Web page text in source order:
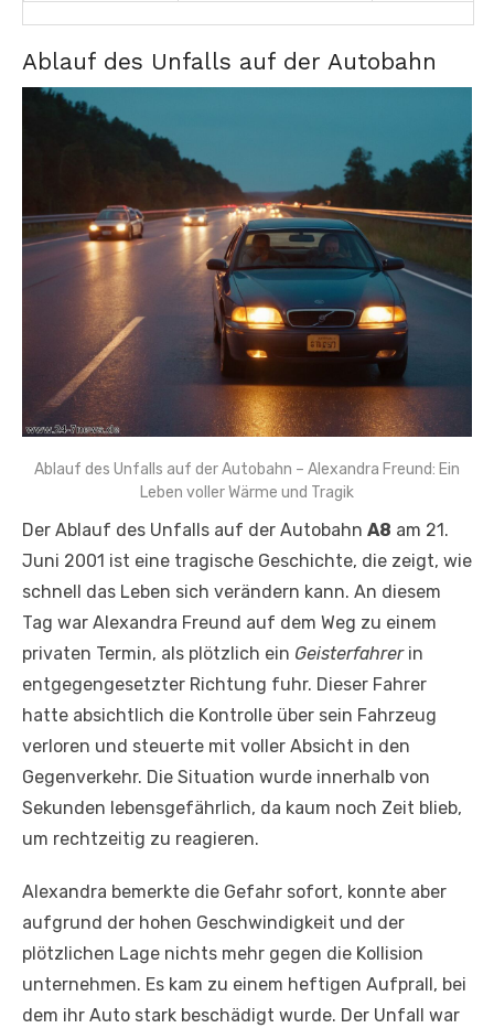
Ablauf des Unfalls auf der Autobahn
Ablauf des Unfalls auf der Autobahn – Alexandra Freund: Ein
Leben voller Wärme und Tragik
Der Ablauf des Unfalls auf der Autobahn A8 am 21.
Juni 2001 ist eine tragische Geschichte, die zeigt, wie
schnell das Leben sich verändern kann. An diesem
Tag war Alexandra Freund auf dem Weg zu einem
privaten Termin, als plötzlich ein Geisterfahrerin
entgegengesetzter Richtung fuhr. Dieser Fahrer
hatte absichtlich die Kontrolle über sein Fahrzeug
verloren und steuerte mit voller Absicht in den
Gegenverkehr. Die Situation wurde innerhalb von
Sekunden lebensgefährlich, da kaum noch Zeit blieb,
um rechtzeitig zu reagieren.
Alexandra bemerkte die Gefahr sofort, konnte aber
aufgrund der hohen Geschwindigkeit und der
plötzlichen Lage nichts mehr gegen die Kollision
unternehmen. Es kam zu einem heftigen Aufprall, bei
dem ihr Auto stark beschädigt wurde. Der Unfall war